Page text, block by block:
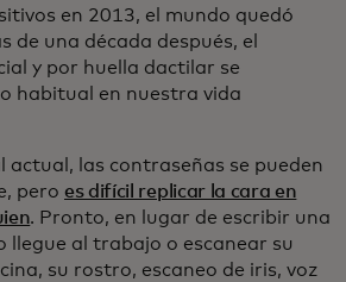
en 2013, el mundo quedó
de una década después, el
y por huella dactilar se
habitual en nuestra vida
actual, las contraseñas se pueden
pero es difícil replicar la cara en
. Pronto, en lugar de escribir una
llegue al trabajo o escanear su
su rostro, escaneo de iris, voz